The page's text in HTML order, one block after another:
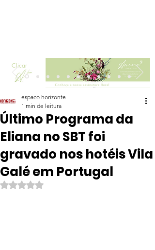
Clicar
Último Programa da
Eliana no SBT foi
gravado nos hotéis Vila
Galé em Portugal
espaco horizonte
1 min de leitura
Avaliado com NaN de 5 estrelas.